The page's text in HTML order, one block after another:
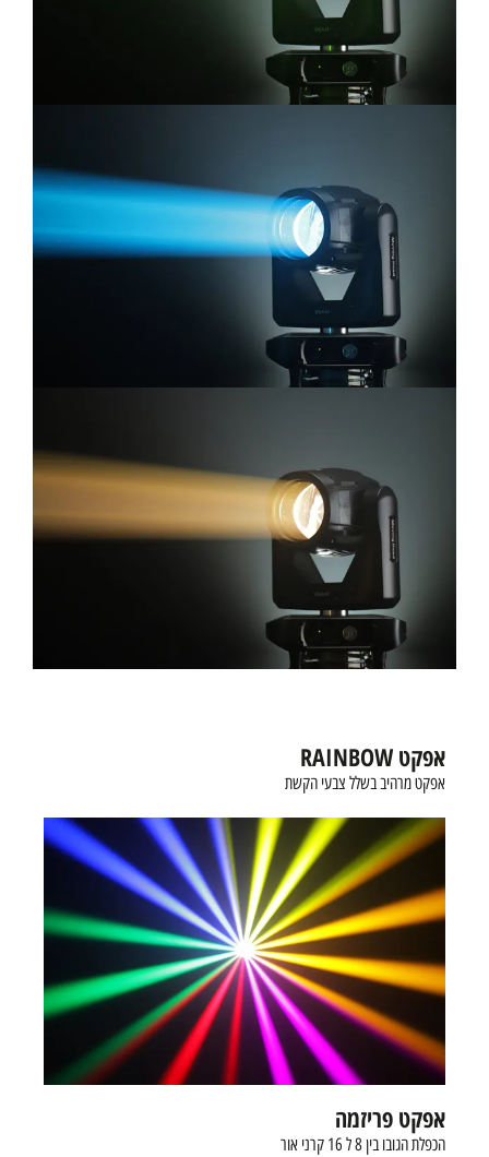
אפקט RAINBOW
אפקט מרהיב בשלל צבעי הקשת
אפקט פריזמה
הכפלת הגובו בין 8 ל 16 קרני אור